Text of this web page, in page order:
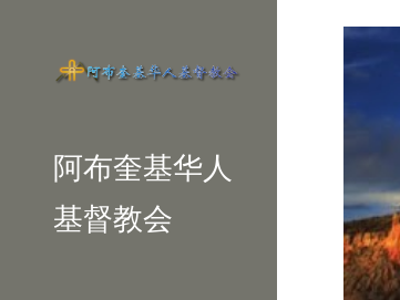
阿布奎基华人
基督教会